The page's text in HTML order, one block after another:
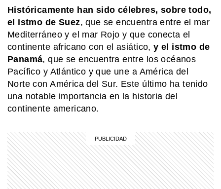
Históricamente han sido célebres, sobre todo,
el istmo de Suez, que se encuentra entre el mar
Mediterráneo y el mar Rojo y que conecta el
continente africano con el asiático,y el istmo de
Panamá, que se encuentra entre los océanos
Pacífico y Atlántico y que une a América del
Norte con América del Sur. Este último ha tenido
una notable importancia en la historia del
continente americano.
que va más allá de la infancia
SABER MAS
Este es el planeta que aumenta 600
°C al acercarse a su estrella
COMUNIDAD EDUCATIVA
Crianza 2.0: qué son las vacunas y
SABER MAS
Una banana pegada en la pared: la
obra de arte que se vendió por 6
millones de dólares